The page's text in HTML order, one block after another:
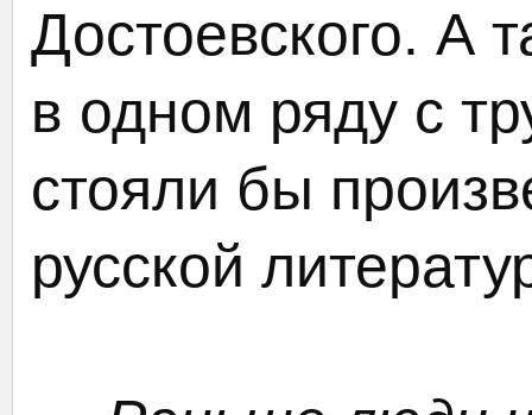
Достоевского. А
в одном ряду с
стояли бы
русской